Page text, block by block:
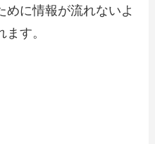
めに情報が流れないよ
す。